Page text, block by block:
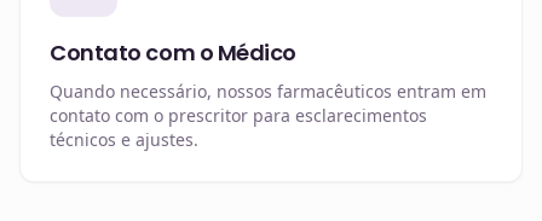
Contato com o Médico
Quando necessário, nossos farmacêuticos entram em
contato com o prescritor para esclarecimentos
técnicos e ajustes.